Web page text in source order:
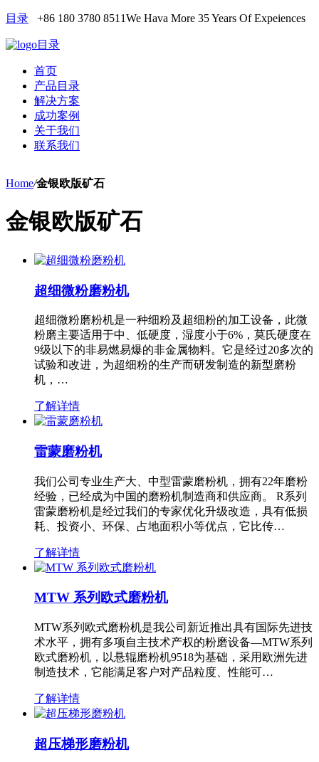
目录 +86 180 3780 8511We Hava More 35 Years Of Expeiences
目录
首页
产品目录
解决方案
成功案例
关于我们
联系我们
Home/金银欧版矿石
金银欧版矿石
超细微粉磨粉机
超细微粉磨粉机是一种细粉及超细粉的加工设备，此微
粉磨主要适用于中、低硬度，湿度小于6%，莫氏硬度在
9级以下的非易燃易爆的非金属物料。它是经过20多次的
试验和改进，为超细粉的生产而研发制造的新型磨粉
机，…
了解详情
雷蒙磨粉机
我们公司专业生产大、中型雷蒙磨粉机，拥有22年磨粉
经验，已经成为中国的磨粉机制造商和供应商。 R系列
雷蒙磨粉机是经过我们的专家优化升级改造，具有低损
耗、投资小、环保、占地面积小等优点，它比传…
了解详情
MTW 系列欧式磨粉机
MTW系列欧式磨粉机是我公司新近推出具有国际先进技
术水平，拥有多项自主技术产权的粉磨设备—MTW系列
欧式磨粉机，以悬辊磨粉机9518为基础，采用欧洲先进
制造技术，它能满足客户对产品粒度、性能可…
了解详情
超压梯形磨粉机